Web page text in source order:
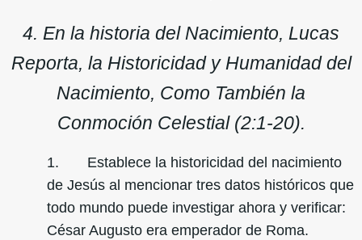
4. En la historia del Nacimiento, Lucas
Reporta, la Historicidad y Humanidad del
Nacimiento, Como También la
Conmoción Celestial (2:1-20).
1. Establece la historicidad del nacimiento
de Jesús al mencionar tres datos históricos que
todo mundo puede investigar ahora y verificar:
César Augusto era emperador de Roma.